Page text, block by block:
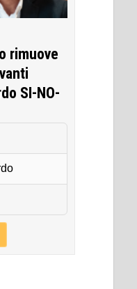
rimuove
SI-NO-